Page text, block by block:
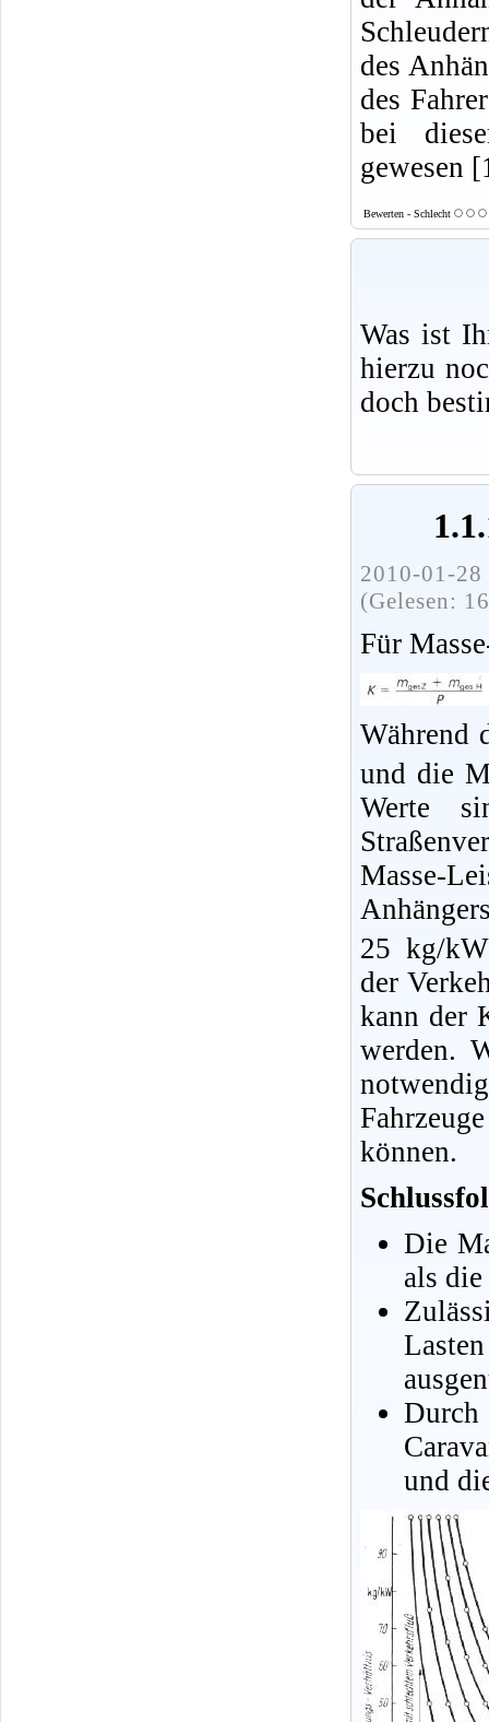
des
des
bei
gewesen
Bewerten - Schlecht
Was ist
hierzu
doch
2010-01-
(Gelesen:
Für
Während
und die
Werte
Masse-
25 kg/
der
kann der
werden.
können.
Die
als
und